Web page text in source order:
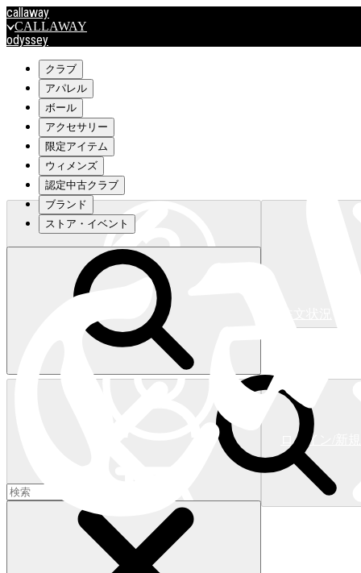
callaway
CALLAWAY
odyssey
travismathew
outlet
OUTLET
キャロウェイアパレルはこちら>>>
キャロウェイアパレルはこちら>>>
ログイン/新
クラブ
アパレル
ボール
アクセサリー
限定アイテム
ウィメンズ
認定中古クラブ
ブランド
ストア・イベント